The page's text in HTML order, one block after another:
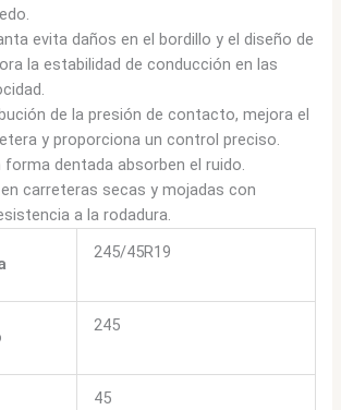
evita daños en el bordillo y el diseño de
la estabilidad de conducción en las
de la presión de contacto, mejora el
y proporciona un control preciso.
dentada absorben el ruido.
carreteras secas y mojadas con
a la rodadura.
245/45R19
245
45